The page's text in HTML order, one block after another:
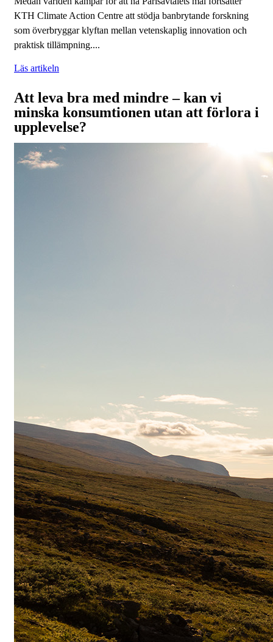
KTH Climate Action Centre att stödja banbrytande forskning
som överbryggar klyftan mellan vetenskaplig innovation och
praktisk tillämpning....
Läs artikeln
Att leva bra med mindre – kan vi
minska konsumtionen utan att förlora i
upplevelse?